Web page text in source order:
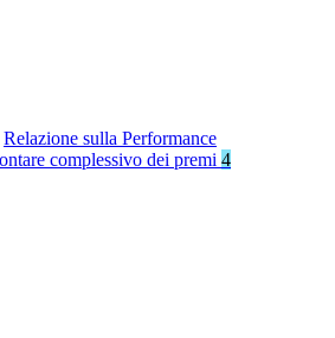
Relazione sulla Performance
complessivo dei premi 4